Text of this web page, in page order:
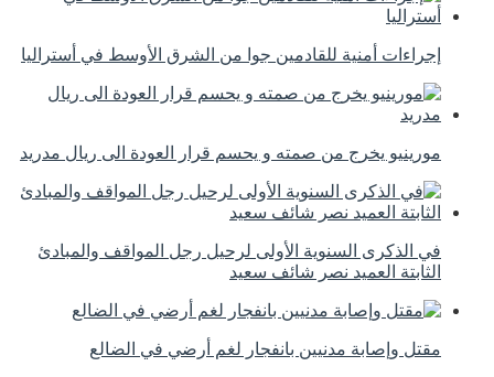
إجراءات أمنية للقادمين جوا من الشرق الأوسط في أستراليا
مورينيو يخرج من صمته و يحسم قرار العودة الى ريال مدريد
في الذكرى السنوية الأولى لرحيل رجل المواقف والمبادئ
الثابتة العميد نصر شائف سعيد
مقتل وإصابة مدنيين بانفجار لغم أرضي في الضالع